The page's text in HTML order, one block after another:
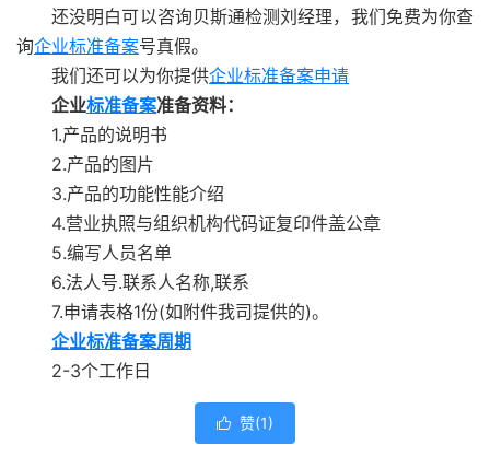
还没明白可以咨询贝斯通检测刘经理，我们免费为你查
询企业标准备案号真假。
我们还可以为你提供企业标准备案申请
企业标准备案准备资料：
1.产品的说明书
2.产品的图片
3.产品的功能性能介绍
4.营业执照与组织机构代码证复印件盖公章
5.编写人员名单
6.法人号.联系人名称,联系
7.申请表格1份(如附件我司提供的)。
企业标准备案周期
2-3个工作日
 赞(1)